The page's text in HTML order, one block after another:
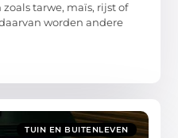
tarwe, maïs, rijst of
worden andere
TUIN EN BUITENLEVEN